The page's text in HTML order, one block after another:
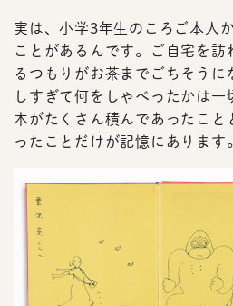
実は、小学3年生のころご本人
ことがあるんです。ご自宅を訪
るつもりがお茶までごちそうに
しすぎて何をしゃべったかは一
本がたくさん積んであったこと
ったことだけが記憶にあります